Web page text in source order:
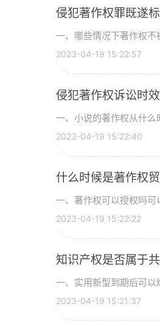
侵犯著作权罪既遂
一、哪些情况下著作权不
2023-04-19 15:22:57
侵犯著作权诉讼时
一、小说的著作权从什
2023-04-19 15:22:40
什么时候是著作权
一、著作权可以授权吗
2023-04-19 15:22:22
知识产权是否属于
一、实用新型到期后可
2023-04-19 15:21:37